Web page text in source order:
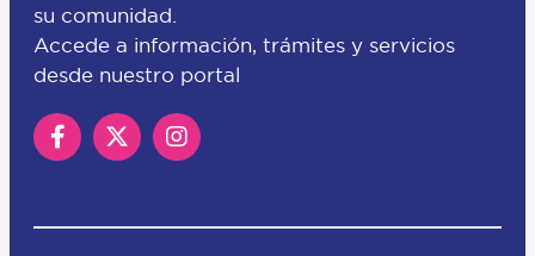
su comunidad.
Accede a información, trámites y servicios
desde nuestro portal